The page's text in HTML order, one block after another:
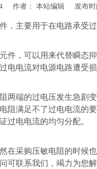
作者： 本站编辑 发布时
，主要用于在电路承受
件，可以用来代替瞬态
电电流对电源电路遭受损
两端的过电压发生急剧
阻满足不了过电电流的
过电电流的均匀分配。
在采购压敏电阻的时候
可联系我们，竭力为您